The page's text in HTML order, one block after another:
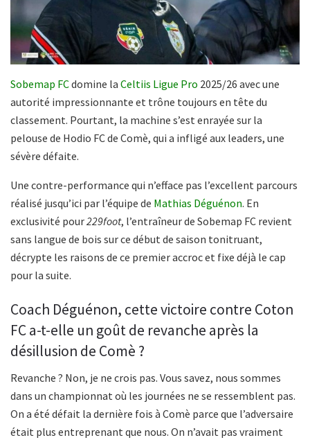
Sobemap FCdomine la Celtiis Ligue Pro 2025/26 avec une
autorité impressionnante et trône toujours en tête du
classement. Pourtant, la machine s’est enrayée sur la
pelouse de Hodio FC de Comè, qui a infligé aux leaders, une
sévère défaite.
Une contre-performance qui n’efface pas l’excellent parcours
réalisé jusqu’ici par l’équipe de Mathias Déguénon. En
exclusivité pour229foot, l’entraîneur de Sobemap FC revient
sans langue de bois sur ce début de saison tonitruant,
décrypte les raisons de ce premier accroc et fixe déjà le cap
pour la suite.
Coach Déguénon, cette victoire contre Coton
FC a-t-elle un goût de revanche après la
désillusion de Comè ?
Revanche ? Non, je ne crois pas. Vous savez, nous sommes
dans un championnat où les journées ne se ressemblent pas.
On a été défait la dernière fois à Comè parce que l’adversaire
était plus entreprenant que nous. On n’avait pas vraiment